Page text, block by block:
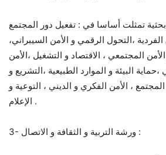
تمثلت أساسا في : تفعيل دور المجتمع
،التحول الرقمي و الأمن السيبراني،
المجتمعي ، الاقتصاد و التشغيل ،الأمن
البيئة و الموارد الطبيعية ،التشريع و
، الأمن الفكري و الديني ، التوعية و
الإعلام .
3- ورشة التربية و الثقافة و الاتصال :